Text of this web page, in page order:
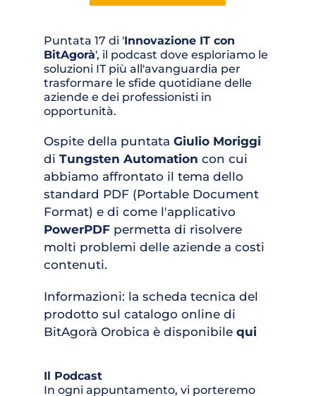
Puntata 17 di 'Innovazione IT con
BitAgorà', il podcast dove esploriamo le
soluzioni IT più all'avanguardia per
trasformare le sfide quotidiane delle
aziende e dei professionisti in
opportunità.
Ospite della puntata Giulio Moriggi
di Tungsten Automation con cui
abbiamo affrontato il tema dello
standard PDF (Portable Document
PowerPDF permetta di risolvere
molti problemi delle aziende a costi
contenuti.
Informazioni: la scheda tecnica del
prodotto sul catalogo online di
BitAgorà Orobica è disponibile qui
Il Podcast
In ogni appuntamento, vi porteremo